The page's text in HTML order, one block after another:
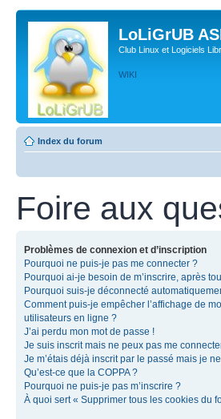
LoLiGrUB
Club Linux et Logiciels
WIKI
Index du forum
Foire aux
Problèmes de connexion et d’inscription
Pourquoi ne puis-je pas me connecter ?
Pourquoi ai-je besoin de m’inscrire, après
Pourquoi suis-je déconnecté
Comment puis-je empêcher l’affichage de
utilisateurs en ligne ?
J’ai perdu mon mot de passe !
Je suis inscrit mais ne peux pas me
Je m’étais déjà inscrit par le passé mais je
Qu’est-ce que la COPPA ?
Pourquoi ne puis-je pas m’inscrire ?
À quoi sert « Supprimer tous les cookies du